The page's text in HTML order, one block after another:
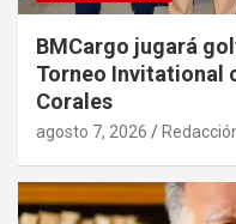
BMCargo jugará
Torneo Invitational
Corales
agosto 7, 2026